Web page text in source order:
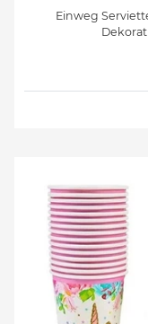
Einweg